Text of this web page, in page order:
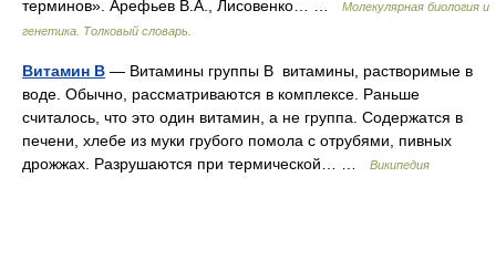
терминов». Арефьев В.А., Лисовенко… …
Молекулярная биология и
генетика. Толковый словарь.
Витамин B — Витамины группы B витамины, растворимые в
воде. Обычно, рассматриваются в комплексе. Раньше
считалось, что это один витамин, а не группа. Содержатся в
печени, хлебе из муки грубого помола с отрубями, пивных
дрожжах. Разрушаются при термической… …
Википедия